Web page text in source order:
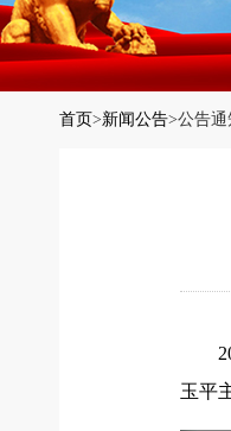
首页>新闻公告>公告通
玉平